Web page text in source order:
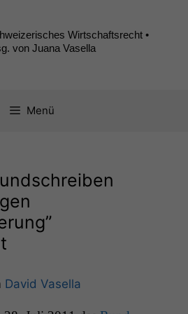
Wirtschaftsrecht •
von Juana Vasella
Menü
David Vasella